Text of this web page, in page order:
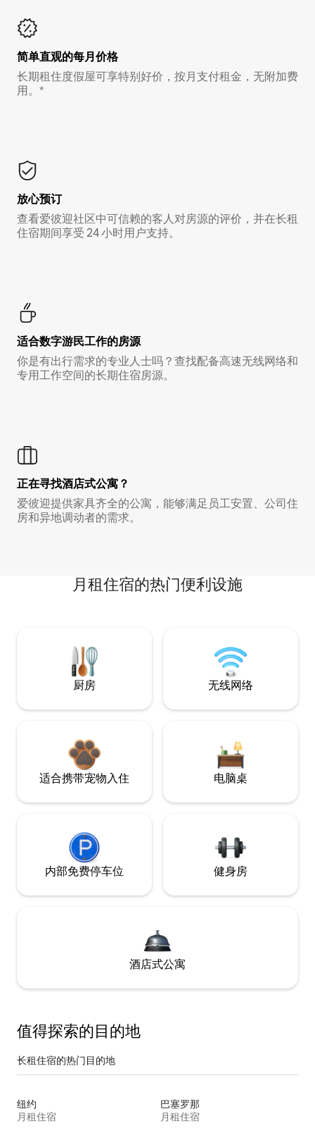
简单直观的每月价格
长期租住度假屋可享特别好价，按月支付租金，无附加费
用。*
放心预订
查看爱彼迎社区中可信赖的客人对房源的评价，并在长租
住宿期间享受 24 小时用户支持。
适合数字游民工作的房源
你是有出行需求的专业人士吗？查找配备高速无线网络和
专用工作空间的长期住宿房源。
正在寻找酒店式公寓？
爱彼迎提供家具齐全的公寓，能够满足员工安置、公司住
房和异地调动者的需求。
月租住宿的热门便利设施
厨房 无线网络
适合携带宠物入住 电脑桌
内部免费停车位 健身房
酒店式公寓
值得探索的目的地
长租住宿的热门目的地
纽约
月租住宿
巴塞罗那
月租住宿